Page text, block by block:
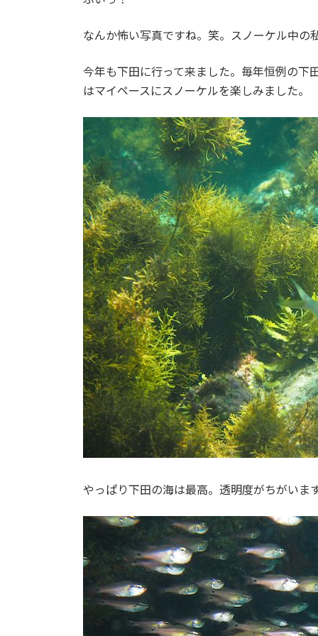
なんか怖い写真ですね。笑。スノーケル中の
今年も下田に行って来ました。毎年恒例の下
はマイペースにスノーケルを楽しみました。
やっぱり下田の海は最高。透明度がちがいま